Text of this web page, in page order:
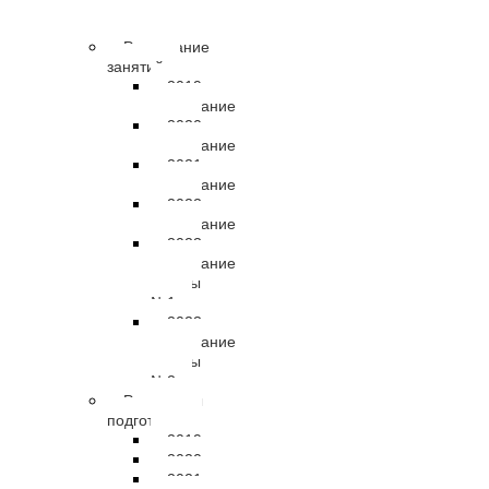
Расписание
занятий
2019
расписание
2020
расписание
2021
расписание
2022
расписание
2023
расписание
группы
№1
2023
расписание
группы
№2
Результаты
подготовки
2019
2020
2021